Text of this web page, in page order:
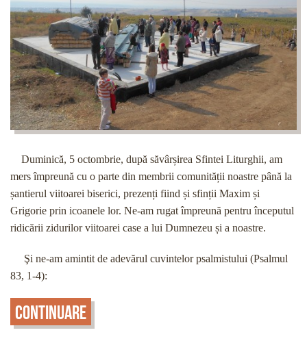
Duminică, 5 octombrie, după săvârșirea Sfintei Liturghii, am
mers împreună cu o parte din membrii comunității noastre până la
șantierul viitoarei biserici, prezenți fiind și sfinții Maxim și
Grigorie prin icoanele lor. Ne-am rugat împreună pentru începutul
ridicării zidurilor viitoarei case a lui Dumnezeu și a noastre.
Şi ne-am amintit de adevărul cuvintelor psalmistului (Psalmul
83, 1-4):
Continuare